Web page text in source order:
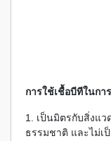
การใช้เชื้อบีทีในก
1. เป็นมิตรกับสิ่งแ
ธรรมชาติ และไม่เ